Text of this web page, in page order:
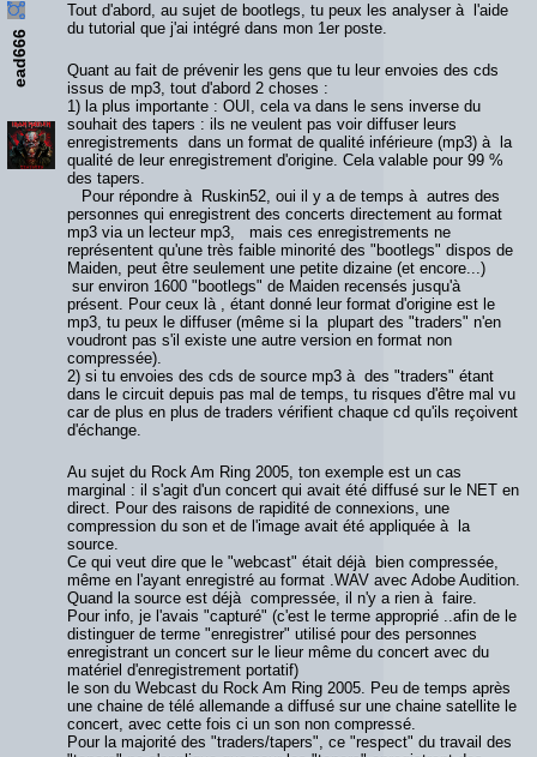
ead666
Tout d'abord, au sujet de bootlegs, tu peux les analyser à l'aide
du tutorial que j'ai intégré dans mon 1er poste.
Quant au fait de prévenir les gens que tu leur envoies des cds
issus de mp3, tout d'abord 2 choses :
1) la plus importante : OUI, cela va dans le sens inverse du
souhait des tapers : ils ne veulent pas voir diffuser leurs
enregistrements dans un format de qualité inférieure (mp3) à la
qualité de leur enregistrement d'origine. Cela valable pour 99 %
des tapers.
Pour répondre à Ruskin52, oui il y a de temps à autres des
personnes qui enregistrent des concerts directement au format
mp3 via un lecteur mp3, mais ces enregistrements ne
représentent qu'une très faible minorité des "bootlegs" dispos de
Maiden, peut être seulement une petite dizaine (et encore...)
sur environ 1600 "bootlegs" de Maiden recensés jusqu'à
présent. Pour ceux là , étant donné leur format d'origine est le
mp3, tu peux le diffuser (même si la plupart des "traders" n'en
voudront pas s'il existe une autre version en format non
compressée).
2) si tu envoies des cds de source mp3 à des "traders" étant
dans le circuit depuis pas mal de temps, tu risques d'être mal vu
car de plus en plus de traders vérifient chaque cd qu'ils reçoivent
d'échange.
Au sujet du Rock Am Ring 2005, ton exemple est un cas
marginal : il s'agit d'un concert qui avait été diffusé sur le NET en
direct. Pour des raisons de rapidité de connexions, une
compression du son et de l'image avait été appliquée à la
source.
Ce qui veut dire que le "webcast" était déjà bien compressée,
même en l'ayant enregistré au format .WAV avec Adobe Audition.
Quand la source est déjà compressée, il n'y a rien à faire.
Pour info, je l'avais "capturé" (c'est le terme approprié ..afin de le
distinguer de terme "enregistrer" utilisé pour des personnes
enregistrant un concert sur le lieur même du concert avec du
matériel d'enregistrement portatif)
le son du Webcast du Rock Am Ring 2005. Peu de temps après
une chaine de télé allemande a diffusé sur une chaine satellite le
concert, avec cette fois ci un son non compressé.
Pour la majorité des "traders/tapers", ce "respect" du travail des